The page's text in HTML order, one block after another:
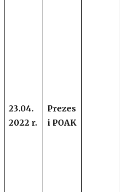
23.04.
2022 r.
Prezes
i POAK